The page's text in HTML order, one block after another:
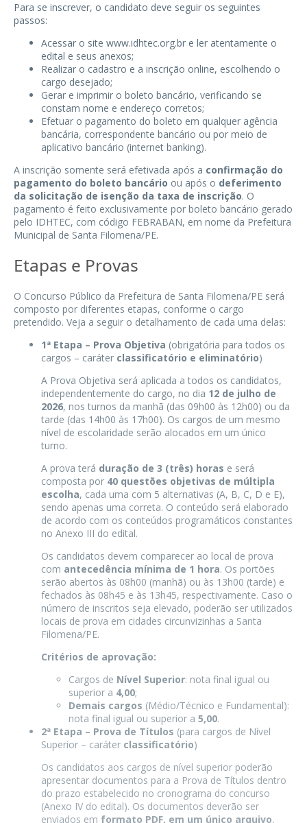
Para se inscrever, o candidato deve seguir os seguintes
passos:
Acessar o site www.idhtec.org.br e ler atentamente o
edital e seus anexos;
Realizar o cadastro e a inscrição online, escolhendo o
cargo desejado;
Gerar e imprimir o boleto bancário, verificando se
constam nome e endereço corretos;
Efetuar o pagamento do boleto em qualquer agência
bancária, correspondente bancário ou por meio de
aplicativo bancário (internet banking).
A inscrição somente será efetivada após a confirmação do
pagamento do boleto bancário ou após o deferimento
da solicitação de isenção da taxa de inscrição. O
pagamento é feito exclusivamente por boleto bancário gerado
pelo IDHTEC, com código FEBRABAN, em nome da Prefeitura
Municipal de Santa Filomena/PE.
Etapas e Provas
O Concurso Público da Prefeitura de Santa Filomena/PE será
composto por diferentes etapas, conforme o cargo
pretendido. Veja a seguir o detalhamento de cada uma delas:
1ª Etapa – Prova Objetiva (obrigatória para todos os
cargos – caráter classificatório e eliminatório)
A Prova Objetiva será aplicada a todos os candidatos,
independentemente do cargo, no dia 12 de julho de
2026, nos turnos da manhã (das 09h00 às 12h00) ou da
tarde (das 14h00 às 17h00). Os cargos de um mesmo
nível de escolaridade serão alocados em um único
turno.
A prova terá duração de 3 (três) horas e será
composta por 40 questões objetivas de múltipla
escolha, cada uma com 5 alternativas (A, B, C, D e E),
sendo apenas uma correta. O conteúdo será elaborado
de acordo com os conteúdos programáticos constantes
no Anexo III do edital.
Os candidatos devem comparecer ao local de prova
com antecedência mínima de 1 hora. Os portões
serão abertos às 08h00 (manhã) ou às 13h00 (tarde) e
fechados às 08h45 e às 13h45, respectivamente. Caso o
número de inscritos seja elevado, poderão ser utilizados
locais de prova em cidades circunvizinhas a Santa
Filomena/PE.
Critérios de aprovação:
Cargos de Nível Superior: nota final igual ou
superior a 4,00;
Demais cargos (Médio/Técnico e Fundamental):
nota final igual ou superior a 5,00.
2ª Etapa – Prova de Títulos (para cargos de Nível
Superior – caráter classificatório)
Os candidatos aos cargos de nível superior poderão
apresentar documentos para a Prova de Títulos dentro
do prazo estabelecido no cronograma do concurso
(Anexo IV do edital). Os documentos deverão ser
enviados em formato PDF, em um único arquivo,